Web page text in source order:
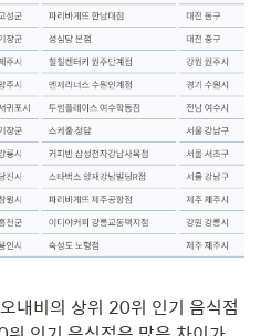
내비의 상위 20위 인기 음식점